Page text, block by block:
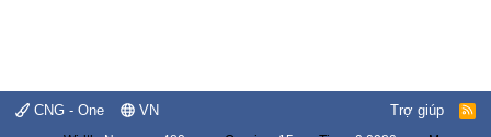
CNG - One VN Trợ giúp
R